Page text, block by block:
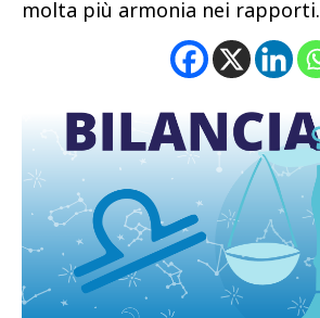
molta più armonia nei rapporti.